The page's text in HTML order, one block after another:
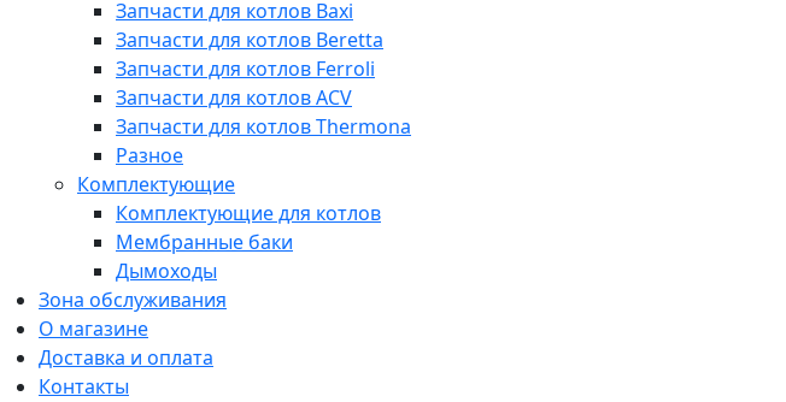
Запчасти для котлов Baxi
Запчасти для котлов Beretta
Запчасти для котлов Ferroli
Запчасти для котлов ACV
Запчасти для котлов Thermona
Разное
Комплектующие
Комплектующие для котлов
Мембранные баки
Дымоходы
Зона обслуживания
О магазине
Доставка и оплата
Контакты